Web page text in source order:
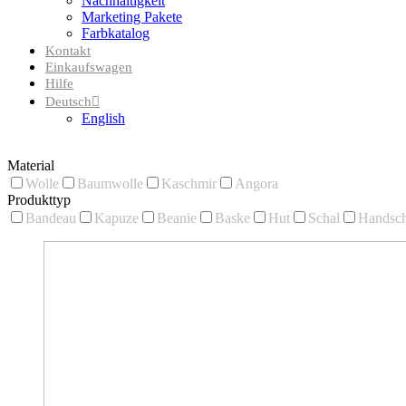
Marketing Pakete
Farbkatalog
Kontakt
Einkaufswagen
Hilfe
Deutsch
English
Material
Wolle
Baumwolle Kaschmir
Angora
Produkttyp
Bandeau
Kapuze Beanie Baske Hut Schal